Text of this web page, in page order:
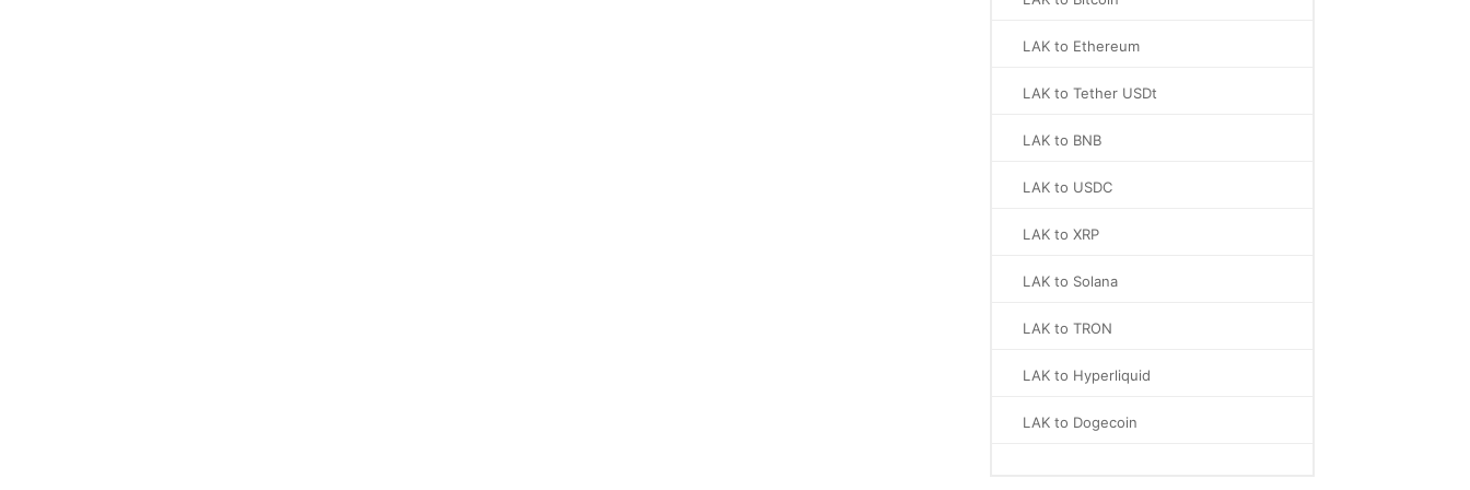
LAK to Ethereum
LAK to Tether USDt
LAK to BNB
LAK to USDC
LAK to XRP
LAK to Solana
LAK to TRON
LAK to Hyperliquid
LAK to Dogecoin